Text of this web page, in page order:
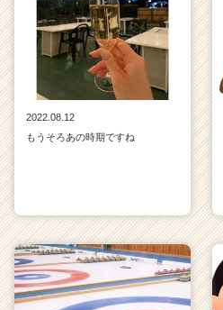
2022.08.12
もうそろあの時期ですね